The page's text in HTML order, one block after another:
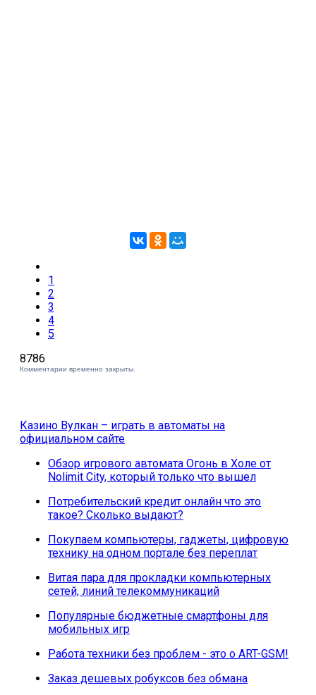
1
2
3
4
5
8786
Комментарии временно закрыты.
Казино Вулкан – играть в автоматы на
официальном сайте
Обзор игрового автомата Огонь в Холе от
Nolimit City, который только что вышел
Потребительский кредит онлайн что это
такое? Сколько выдают?
Покупаем компьютеры, гаджеты, цифровую
технику на одном портале без переплат
Витая пара для прокладки компьютерных
сетей, линий телекоммуникаций
Популярные бюджетные смартфоны для
мобильных игр
Работа техники без проблем - это о ART-GSM!
Заказ дешевых робуксов без обмана